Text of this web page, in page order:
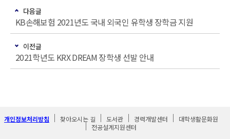
다음글
KB손해보험 2021년도 국내 외국인 유학생 장학금 지원
이전글
2021학년도 KRX DREAM 장학생 선발 안내
개인정보처리방침 찾아오시는 길 도서관 경력개발센터
대학생활문화원
전공설계지원센터